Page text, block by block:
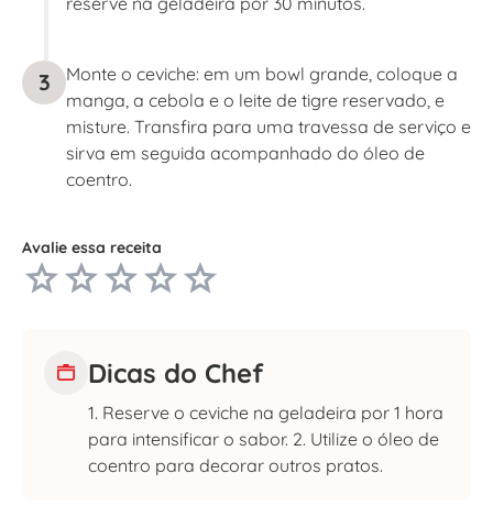
3
Monte o ceviche: em um bowl grande, coloque a
manga, a cebola e o leite de tigre reservado, e
misture. Transfira para uma travessa de serviço e
sirva em seguida acompanhado do óleo de
coentro.
Avalie essa receita
Dicas do Chef
1. Reserve o ceviche na geladeira por 1 hora
para intensificar o sabor. 2. Utilize o óleo de
coentro para decorar outros pratos.